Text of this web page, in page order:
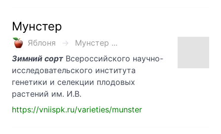
Мунстер
Яблоня
Мунстер ...
Зимний сорт Всероссийского научно-
исследовательского института
генетики и селекции плодовых
растений им. И.В.
https://vniispk.ru/varieties/munster